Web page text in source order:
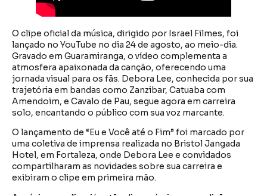
O clipe oficial da música, dirigido por Israel Filmes, foi
lançado no YouTube no dia 24 de agosto, ao meio-dia.
Gravado em Guaramiranga, o vídeo complementa a
atmosfera apaixonada da canção, oferecendo uma
jornada visual para os fãs. Debora Lee, conhecida por sua
trajetória em bandas como Zanzibar, Catuaba com
Amendoim, e Cavalo de Pau, segue agora em carreira
solo, encantando o público com sua voz marcante.
O lançamento de “Eu e Você até o Fim” foi marcado por
uma coletiva de imprensa realizada no Bristol Jangada
Hotel, em Fortaleza, onde Debora Lee e convidados
compartilharam as novidades sobre sua carreira e
exibiram o clipe em primeira mão.